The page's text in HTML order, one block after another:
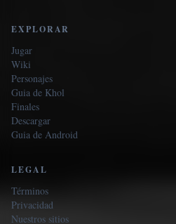
EXPLORAR
Jugar
Wiki
Personajes
Guia de Khol
Finales
Descargar
Guia de Android
LEGAL
Términos
Privacidad
Nuestros sitios